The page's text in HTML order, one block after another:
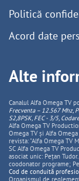
Politică
Acord date
Alte
Canalul Alfa Omega TV
Frecventa – 12.567 Mhz,
S2,8PSK, FEC - 3/5,
Alfa Omega TV
Omega TV și Alfa
revista: "Alfa Omega TV
SC Alfa Omega TV
asociat unic: Pețan
coodonator programe;
Cod de conduită